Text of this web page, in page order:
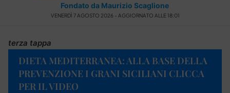
Fondato da Maurizio Scaglione
VENERDÌ 7 AGOSTO 2026 - AGGIORNATO ALLE 18:01
terza tappa
DIETA MEDITERRANEA: ALLA BASE DELLA
PREVENZIONE I GRANI SICILIANI CLICCA
PER IL VIDEO